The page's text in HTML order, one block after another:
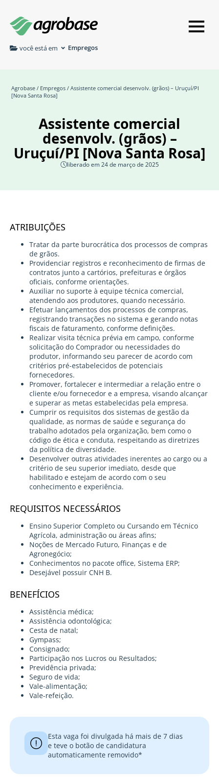
você está em Empregos
Agrobase / Empregos / Assistente comercial desenvolv. (grãos) – Uruçuí/PI
[Nova Santa Rosa]
Assistente comercial
desenvolv. (grãos) –
Uruçuí/PI [Nova Santa Rosa]
liberado em 24 de março de 2025
ATRIBUIÇÕES
Tratar da parte burocrática dos processos de compras
de grãos.
Providenciar registros e reconhecimento de firmas de
contratos junto a cartórios, prefeituras e órgãos
oficiais, conforme orientações.
Auxiliar no suporte à equipe técnica comercial,
atendendo aos produtores, quando necessário.
Efetuar lançamentos dos processos de compras,
registrando transações no sistema e gerando notas
fiscais de faturamento, conforme definições.
Realizar visita técnica prévia em campo, conforme
solicitação do Comprador ou necessidades do
produtor, informando seu parecer de acordo com
critérios pré-estabelecidos de potenciais
fornecedores.
Promover, fortalecer e intermediar a relação entre o
cliente e/ou fornecedor e a empresa, visando alcançar
e superar as metas estabelecidas pela empresa.
Cumprir os requisitos dos sistemas de gestão da
qualidade, as normas de saúde e segurança do
trabalho adotados pela organização, bem como o
código de ética e conduta, respeitando as diretrizes
da política de diversidade.
Desenvolver outras atividades inerentes ao cargo ou a
critério de seu superior imediato, desde que
habilitado e estejam de acordo com o seu
conhecimento e experiência.
REQUISITOS NECESSÁRIOS
Ensino Superior Completo ou Cursando em Técnico
Agrícola, administração ou áreas afins;
Noções de Mercado Futuro, Finanças e de
Agronegócio;
Conhecimentos no pacote office, Sistema ERP;
Desejável possuir CNH B.
BENEFÍCIOS
Assistência médica;
Assistência odontológica;
Cesta de natal;
Gympass;
Consignado;
Participação nos Lucros ou Resultados;
Previdência privada;
Seguro de vida;
Vale-alimentação;
Vale-refeição.
Esta vaga foi divulgada há mais de 7 dias
e teve o botão de candidatura
automaticamente removido*